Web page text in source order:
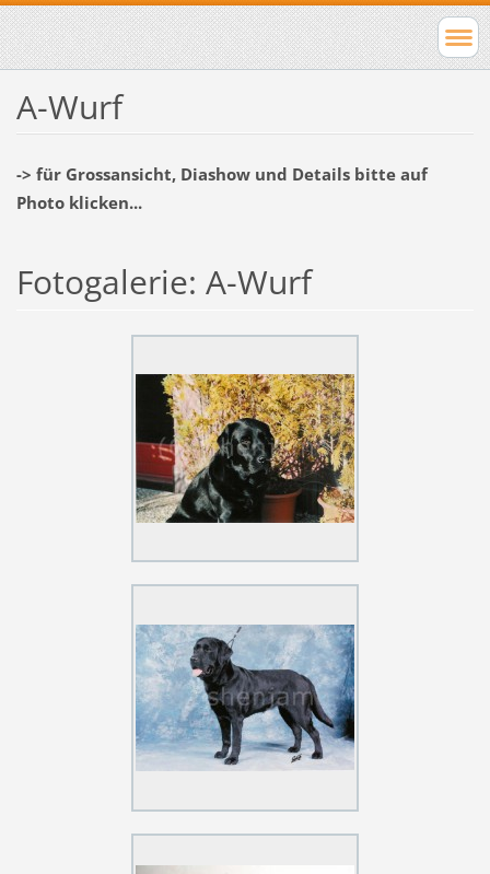
A-Wurf
-> für Grossansicht, Diashow und Details bitte auf
Photo klicken...
Fotogalerie: A-Wurf